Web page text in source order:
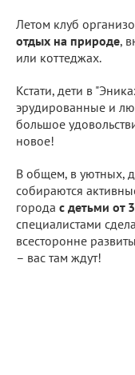
Летом клуб
отдых на природе,
или коттеджах.
Кстати, дети в
эрудированные и
большое
новое!
В общем, в уютных,
собираются
города с детьми от
специалистами
всесторонне
– вас там ждут!